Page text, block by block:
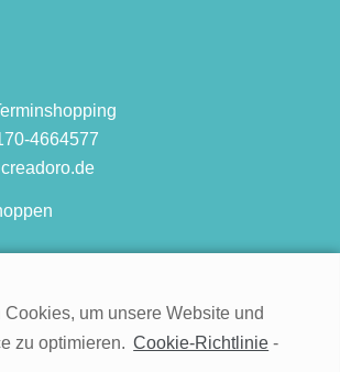
4664577
um unsere Website und
zu optimieren. Cookie-Richtlinie -